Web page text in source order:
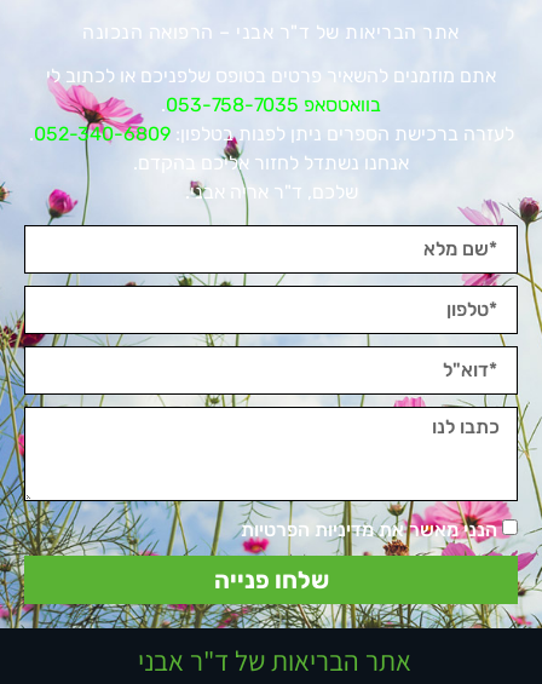
אתר הבריאות של ד"ר אבני – הרפואה הנכונה
אתם מוזמנים להשאיר פרטים בטופס שלפניכם או לכתוב לי
בוואטסאפ 053-758-7035
.
לעזרה ברכישת הספרים ניתן לפנות בטלפון:052-340-6809
.
אנחנו נשתדל לחזור אליכם בהקדם.
שלכם, ד"ר אריה אבני.
הנני מאשר את מדיניות הפרטיות
שלחו פנייה
אתר הבריאות של ד"ר אבני